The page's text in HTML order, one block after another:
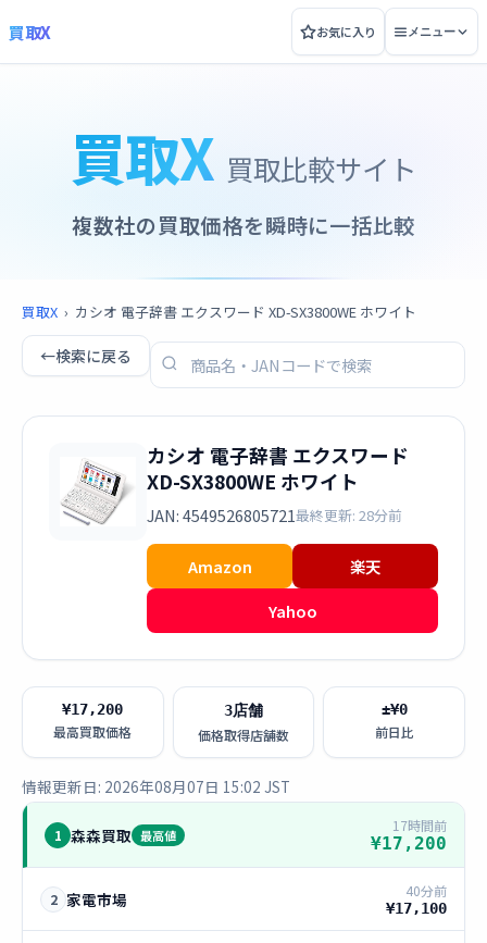
買取X お気に入り メニュー
買取X 買取比較サイト
複数社の買取価格を瞬時に一括比較
買取X › カシオ 電子辞書 エクスワード XD-SX3800WE ホワイト
←検索に戻る
カシオ 電子辞書 エクスワード
XD-SX3800WE ホワイト
JAN: 4549526805721最終更新: 28分前
Amazon
楽天
Yahoo
¥17,200
最高買取価格
3店舗
価格取得店舗数
±¥0
前日比
情報更新日: 2026年08月07日 15:02 JST
1 森森買取 最高値
17時間前
¥17,200
2 家電市場 40分前
¥17,100